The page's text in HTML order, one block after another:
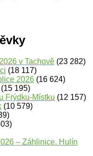
v Tachově (23 282)
(18 117)
2026 (16 624)
(15 195)
Frýdku-Místku (12 157)
(10 579)
– Záhlinice. Hulín